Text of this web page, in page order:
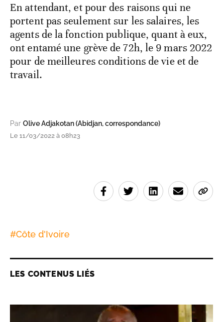
En attendant, et pour des raisons qui ne
portent pas seulement sur les salaires, les
agents de la fonction publique, quant à eux,
ont entamé une grève de 72h, le 9 mars 2022
pour de meilleures conditions de vie et de
travail.
Par Olive Adjakotan (Abidjan, correspondance)
Le 11/03/2022 à 08h23
#Côte d'Ivoire
LES CONTENUS LIÉS